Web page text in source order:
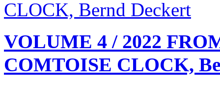
VOLUME 4 / 2022
COMTOISE CLOCK,